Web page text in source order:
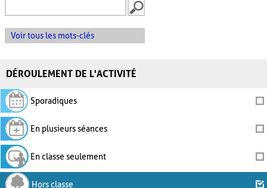
Voir tous les mots-clés
DÉROULEMENT DE L'ACTIVITÉ
Sporadiques
En plusieurs séances
En classe seulement
Hors classe